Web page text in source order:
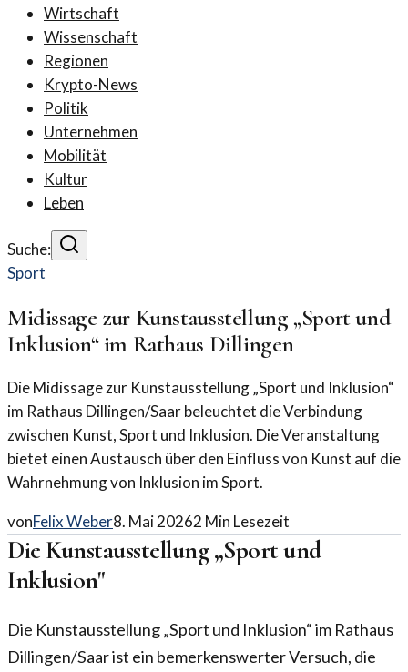
Wirtschaft
Wissenschaft
Regionen
Krypto-News
Politik
Unternehmen
Mobilität
Kultur
Leben
Suche:
Sport
Midissage zur Kunstausstellung „Sport und
Inklusion“ im Rathaus Dillingen
Die Midissage zur Kunstausstellung „Sport und Inklusion“
im Rathaus Dillingen/Saar beleuchtet die Verbindung
zwischen Kunst, Sport und Inklusion. Die Veranstaltung
bietet einen Austausch über den Einfluss von Kunst auf die
Wahrnehmung von Inklusion im Sport.
vonFelix Weber8. Mai 20262 Min Lesezeit
Die Kunstausstellung „Sport und
Inklusion"
Die Kunstausstellung „Sport und Inklusion“ im Rathaus
Dillingen/Saar ist ein bemerkenswerter Versuch, die